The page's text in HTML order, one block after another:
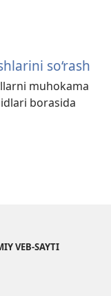
so‘rash
muhokama
borasida
VEB-SAYTI